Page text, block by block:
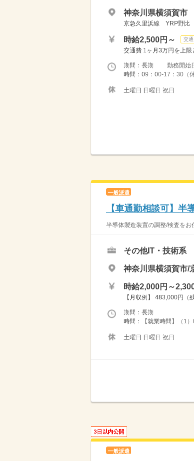
神奈川県横須賀市
京急久里浜線 YRP野
時給2,500円～ 交
交通費 1ヶ月3万円を上
期間：長期 勤務開始
時間：09：00-17：30（
土曜日 日曜日 祝日
一般派遣
【車通勤相談可】半
半導体製造装置の調整/検査を
その他IT・技術系
神奈川県横須賀市/
時給2,000円～
【月収例】 483,000円
期間：長期
時間：【就業時間】（1
土曜日 日曜日 祝日
3日以内公開
一般派遣